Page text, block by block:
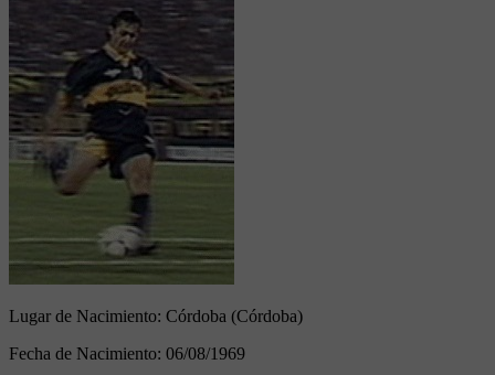
Lugar de Nacimiento: Córdoba (Córdoba)
Fecha de Nacimiento: 06/08/1969